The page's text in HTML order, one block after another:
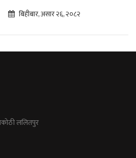
बिहीबार, असार २६, २०८२
ललितपुर